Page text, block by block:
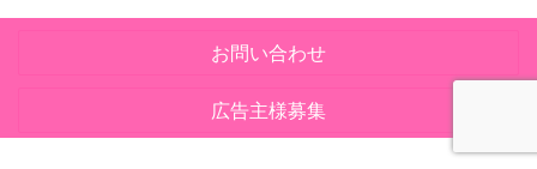
お問い合わせ
広告主様募集